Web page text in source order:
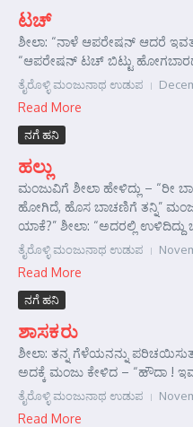
ಟಚ್
ಶೀಲಾ: “ನಾಳೆ ಆಪರೇಷನ್ ಆದರೆ
“ಆಪರೇಷನ್ ಟಚ್ ಬಿಟ್ಟು
ತೈರೊಳ್ಳಿ ಮಂಜುನಾಥ ಉಡುಪ
Read More
ನಗೆ ಹನಿ
ಹಲ್ಲು
ಮಂಜುವಿಗೆ ಶೀಲಾ ಹೇಳಿದ್ಲು – “ರೀ
ಹೋಗಿದೆ, ಹೊಸ ಬಾಚಣಿಗೆ ತನ್ನಿ”
ಯಾಕೆ?” ಶೀಲಾ: “ಅದರಲ್ಲಿ ಉಳಿದಿದ್ದು
ತೈರೊಳ್ಳಿ ಮಂಜುನಾಥ ಉಡುಪ
Read More
ನಗೆ ಹನಿ
ಶಾಸಕರು
ಶೀಲಾ: ತನ್ನ ಗೆಳೆಯನನ್ನು
ಅದಕ್ಕೆ ಮಂಜು ಕೇಳಿದ – “ಹೌದಾ !
ತೈರೊಳ್ಳಿ ಮಂಜುನಾಥ ಉಡುಪ
Read More